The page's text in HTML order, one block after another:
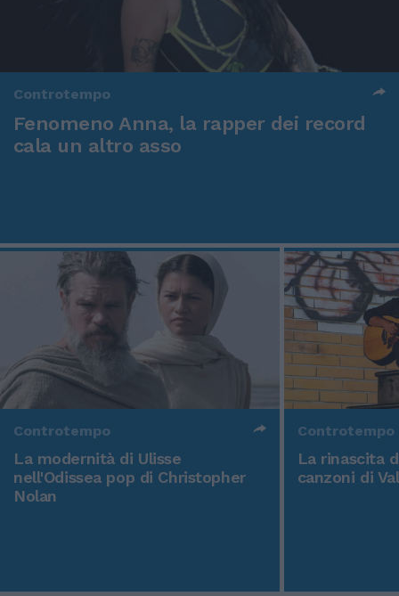
Controtempo
Fenomeno Anna, la rapper dei record
cala un altro asso
Controtempo
La modernità di Ulisse
nell'Odissea pop di Christopher
Nolan
Controtempo
La rinascita
canzoni di